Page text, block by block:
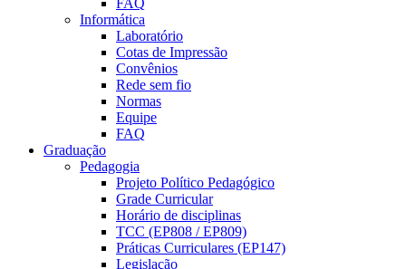
FAQ
Informática
Laboratório
Cotas de Impressão
Convênios
Rede sem fio
Normas
Equipe
FAQ
Graduação
Pedagogia
Projeto Político Pedagógico
Grade Curricular
Horário de disciplinas
TCC (EP808 / EP809)
Práticas Curriculares (EP147)
Legislação